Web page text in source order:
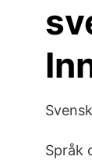
Språk